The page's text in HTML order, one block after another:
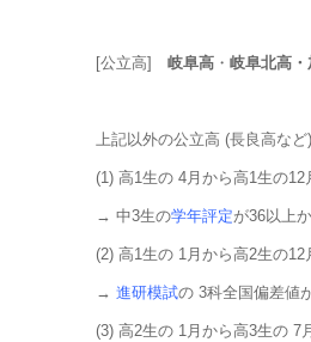
[公立高] 岐阜高・ 岐阜北高・
上記以外の公立高 (長良高な
(1) 高1生の 4月から高1生の12
→ 中3生の学年評定が36以上
(2) 高1生の 1月から高2生の12
→ 進研模試の 3科全国偏差値
(3) 高2生の 1月から高3生の 7月